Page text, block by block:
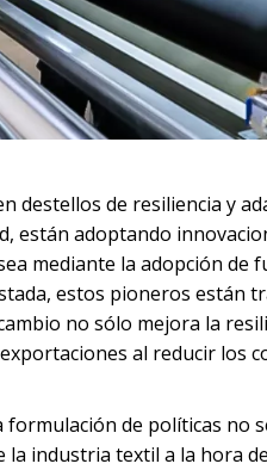
destellos de resiliencia y
están adoptando
mediante la adopción de
estos pioneros están
no sólo mejora la
al reducir los
de políticas no
industria textil a la hora